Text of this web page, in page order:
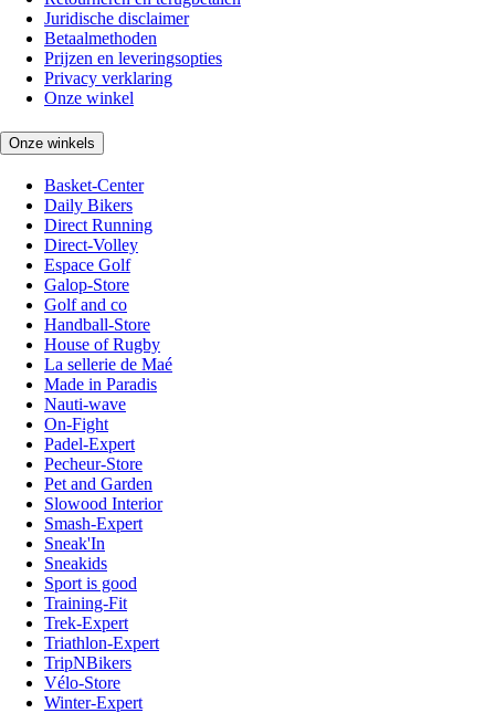
Juridische disclaimer
Betaalmethoden
Prijzen en leveringsopties
Privacy verklaring
Onze winkel
Onze winkels
Basket-Center
Daily Bikers
Direct Running
Direct-Volley
Espace Golf
Galop-Store
Golf and co
Handball-Store
House of Rugby
La sellerie de Maé
Made in Paradis
Nauti-wave
On-Fight
Padel-Expert
Pecheur-Store
Pet and Garden
Slowood Interior
Smash-Expert
Sneak'In
Sneakids
Sport is good
Training-Fit
Trek-Expert
Triathlon-Expert
TripNBikers
Vélo-Store
Winter-Expert